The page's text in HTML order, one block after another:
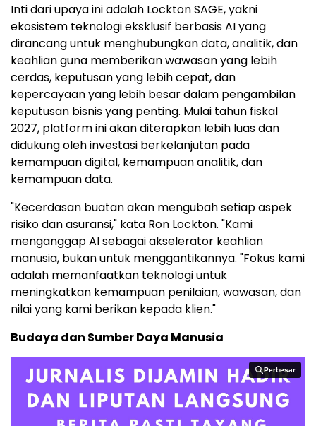
Inti dari upaya ini adalah Lockton SAGE, yakni
ekosistem teknologi eksklusif berbasis AI yang
dirancang untuk menghubungkan data, analitik, dan
keahlian guna memberikan wawasan yang lebih
cerdas, keputusan yang lebih cepat, dan
kepercayaan yang lebih besar dalam pengambilan
keputusan bisnis yang penting. Mulai tahun fiskal
2027, platform ini akan diterapkan lebih luas dan
didukung oleh investasi berkelanjutan pada
kemampuan digital, kemampuan analitik, dan
kemampuan data.
"Kecerdasan buatan akan mengubah setiap aspek
risiko dan asuransi," kata Ron Lockton. "Kami
menganggap AI sebagai akselerator keahlian
manusia, bukan untuk menggantikannya. "Fokus kami
adalah memanfaatkan teknologi untuk
meningkatkan kemampuan penilaian, wawasan, dan
nilai yang kami berikan kepada klien."
Budaya dan Sumber Daya Manusia
Perbesar
Perbesar